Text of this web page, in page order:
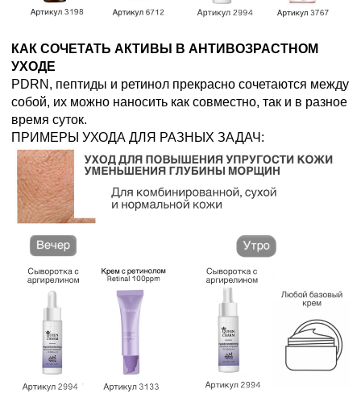
КАК СОЧЕТАТЬ АКТИВЫ В АНТИВОЗРАСТНОМ
УХОДЕ
PDRN, пептиды и ретинол прекрасно сочетаются между
собой, их можно наносить как совместно, так и в разное
время суток.
ПРИМЕРЫ УХОДА ДЛЯ РАЗНЫХ ЗАДАЧ: